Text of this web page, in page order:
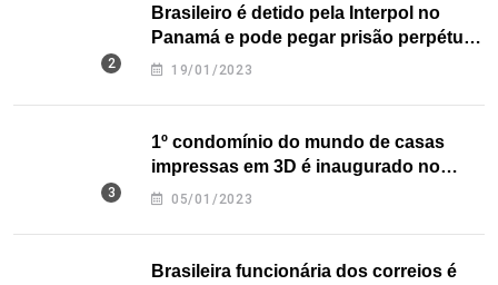
Brasileiro é detido pela Interpol no
Panamá e pode pegar prisão perpétua
nos EUA
19/01/2023
1º condomínio do mundo de casas
impressas em 3D é inaugurado no
Texas
05/01/2023
Brasileira funcionária dos correios é